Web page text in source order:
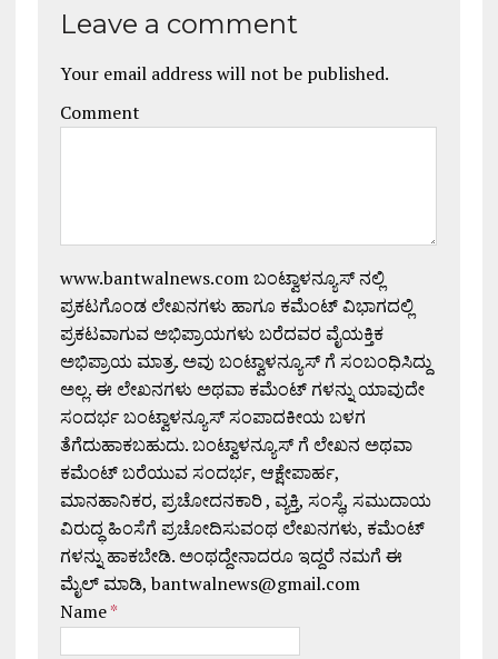
Leave a comment
Your email address will not be published.
Comment
www.bantwalnews.com ಬಂಟ್ವಾಳನ್ಯೂಸ್ ನಲ್ಲಿ
ಪ್ರಕಟಗೊಂಡ ಲೇಖನಗಳು ಹಾಗೂ ಕಮೆಂಟ್ ವಿಭಾಗದಲ್ಲಿ
ಪ್ರಕಟವಾಗುವ ಅಭಿಪ್ರಾಯಗಳು ಬರೆದವರ ವೈಯಕ್ತಿಕ
ಅಭಿಪ್ರಾಯ ಮಾತ್ರ. ಅವು ಬಂಟ್ವಾಳನ್ಯೂಸ್ ಗೆ ಸಂಬಂಧಿಸಿದ್ದು
ಅಲ್ಲ. ಈ ಲೇಖನಗಳು ಅಥವಾ ಕಮೆಂಟ್ ಗಳನ್ನು ಯಾವುದೇ
ಸಂದರ್ಭ ಬಂಟ್ವಾಳನ್ಯೂಸ್ ಸಂಪಾದಕೀಯ ಬಳಗ
ತೆಗೆದುಹಾಕಬಹುದು. ಬಂಟ್ವಾಳನ್ಯೂಸ್ ಗೆ ಲೇಖನ ಅಥವಾ
ಕಮೆಂಟ್ ಬರೆಯುವ ಸಂದರ್ಭ, ಆಕ್ಷೇಪಾರ್ಹ,
ಮಾನಹಾನಿಕರ, ಪ್ರಚೋದನಕಾರಿ , ವ್ಯಕ್ತಿ, ಸಂಸ್ಥೆ, ಸಮುದಾಯ
ವಿರುದ್ಧ ಹಿಂಸೆಗೆ ಪ್ರಚೋದಿಸುವಂಥ ಲೇಖನಗಳು, ಕಮೆಂಟ್
ಗಳನ್ನು ಹಾಕಬೇಡಿ. ಅಂಥದ್ದೇನಾದರೂ ಇದ್ದರೆ ನಮಗೆ ಈ
ಮೈಲ್ ಮಾಡಿ, bantwalnews@gmail.com
Name*